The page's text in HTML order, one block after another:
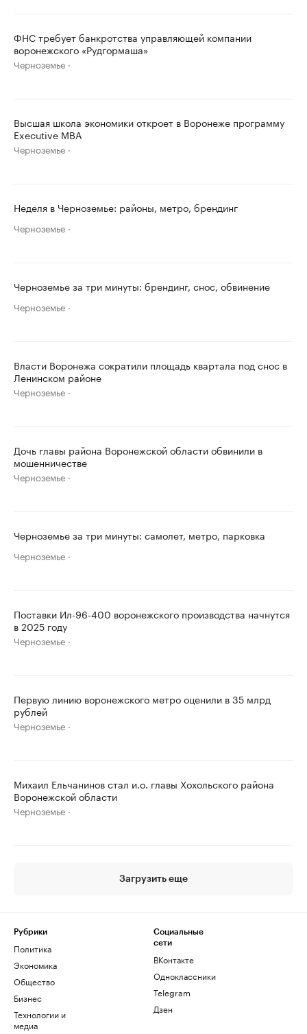
ФНС требует банкротства управляющей компании
воронежского «Рудгормаша»
Черноземье
Высшая школа экономики откроет в Воронеже программу
Executive MBA
Черноземье
Неделя в Черноземье: районы, метро, брендинг
Черноземье
Черноземье за три минуты: брендинг, снос, обвинение
Черноземье
Власти Воронежа сократили площадь квартала под снос в
Ленинском районе
Черноземье
Дочь главы района Воронежской области обвинили в
мошенничестве
Черноземье
Черноземье за три минуты: самолет, метро, парковка
Черноземье
Поставки Ил-96-400 воронежского производства начнутся
в 2025 году
Черноземье
Первую линию воронежского метро оценили в 35 млрд
рублей
Черноземье
Михаил Ельчанинов стал и.о. главы Хохольского района
Воронежской области
Черноземье
Загрузить еще
Рубрики
Политика
Экономика
Общество
Бизнес
Технологии и
медиа
Социальные
сети
ВКонтакте
Одноклассники
Telegram
Дзен